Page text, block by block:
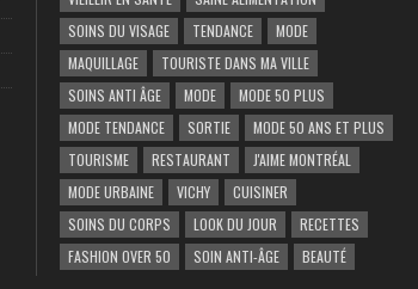
SOINS DU VISAGE
TENDANCE
MODE
MAQUILLAGE
TOURISTE DANS MA VILLE
SOINS ANTI ÂGE
MODE
MODE 50 PLUS
MODE TENDANCE
SORTIE
MODE 50 ANS ET PLUS
TOURISME
RESTAURANT
J'AIME MONTRÉAL
MODE URBAINE
VICHY
CUISINER
SOINS DU CORPS
LOOK DU JOUR
RECETTES
FASHION OVER 50
SOIN ANTI-ÂGE BEAUTÉ